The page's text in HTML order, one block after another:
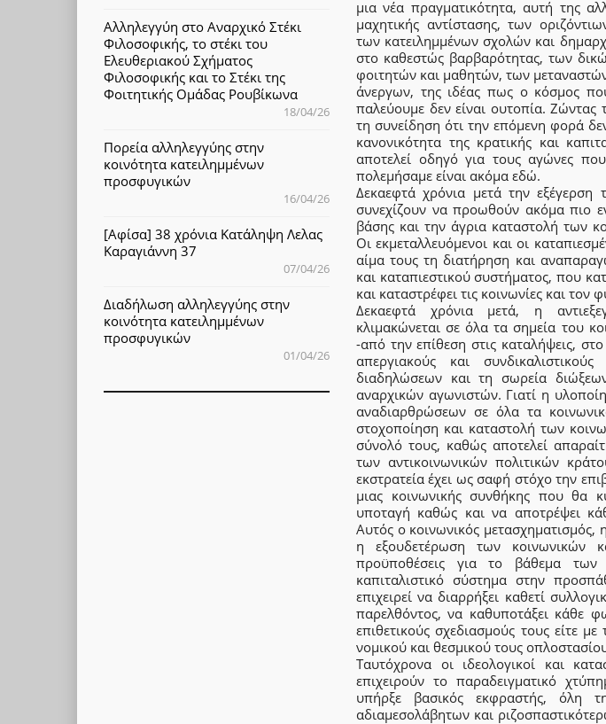
μια νέα πραγματικότητα, αυτή της
μαχητικής αντίστασης, των
των κατειλημμένων σχολών και
στο καθεστώς βαρβαρότητας, των
φοιτητών και μαθητών, των
άνεργων, της ιδέας πως ο κόσμος
παλεύουμε δεν είναι ουτοπία. Ζώντας
τη συνείδηση ότι την επόμενη φορά
κανονικότητα της κρατικής και
αποτελεί οδηγό για τους αγώνες
πολεμήσαμε είναι ακόμα εδώ.
Δεκαεφτά χρόνια μετά την εξέγερση
συνεχίζουν να προωθούν ακόμα πιο
βάσης και την άγρια καταστολή των
Οι εκμεταλλευόμενοι και οι
αίμα τους τη διατήρηση και
και καταπιεστικού συστήματος, που
και καταστρέφει τις κοινωνίες και τον
Δεκαεφτά χρόνια μετά, η
κλιμακώνεται σε όλα τα σημεία του
-από την επίθεση στις καταλήψεις,
απεργιακούς και
διαδηλώσεων και τη σωρεία
αναρχικών αγωνιστών. Γιατί η
αναδιαρθρώσεων σε όλα τα
στοχοποίηση και καταστολή των
σύνολό τους, καθώς αποτελεί
των αντικοινωνικών πολιτικών
εκστρατεία έχει ως σαφή στόχο την
μιας κοινωνικής συνθήκης που θα
υποταγή καθώς και να αποτρέψει
Αυτός ο κοινωνικός μετασχηματισμός,
η εξουδετέρωση των κοινωνικών
προϋποθέσεις για το βάθεμα
καπιταλιστικό σύστημα στην
επιχειρεί να διαρρήξει καθετί
παρελθόντος, να καθυποτάξει κάθε
επιθετικούς σχεδιασμούς τους είτε
νομικού και θεσμικού τους
Ταυτόχρονα οι ιδεολογικοί και
επιχειρούν το παραδειγματικό
υπήρξε βασικός εκφραστής, όλη
αδιαμεσολάβητων και
Αλληλεγγύη στο Αναρχικό Στέκι
Φιλοσοφικής, το στέκι του
Ελευθεριακού Σχήματος
Φιλοσοφικής και το Στέκι της
Φοιτητικής Ομάδας Ρουβίκωνα
18/04/26
Πορεία αλληλεγγύης στην
κοινότητα κατειλημμένων
προσφυγικών
16/04/26
[Αφίσα] 38 χρόνια Κατάληψη Λελας
Καραγιάννη 37
07/04/26
Διαδήλωση αλληλεγγύης στην
κοινότητα κατειλημμένων
προσφυγικών
01/04/26